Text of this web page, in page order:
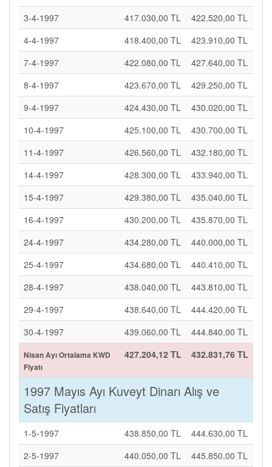
3-4-1997
417.030,00 TL
422.520,00 TL
4-4-1997
418.400,00 TL
423.910,00 TL
7-4-1997
422.080,00 TL
427.640,00 TL
8-4-1997
423.670,00 TL
429.250,00 TL
9-4-1997
424.430,00 TL
430.020,00 TL
10-4-1997
425.100,00 TL
430.700,00 TL
11-4-1997
426.560,00 TL
432.180,00 TL
14-4-1997
428.300,00 TL
433.940,00 TL
15-4-1997
429.380,00 TL
435.040,00 TL
16-4-1997
430.200,00 TL
435.870,00 TL
24-4-1997
434.280,00 TL
440.000,00 TL
25-4-1997
434.680,00 TL
440.410,00 TL
28-4-1997
438.040,00 TL
443.810,00 TL
29-4-1997
438.640,00 TL
444.420,00 TL
30-4-1997
439.060,00 TL 444.840,00 TL
Nisan Ayı Ortalama KWD
Fiyatı
427.204,12 TL 432.831,76 TL
1997 Mayıs Ayı Kuveyt Dinarı Alış ve
Satış Fiyatları
1-5-1997 438.850,00 TL
444.630,00 TL
2-5-1997
440.050,00 TL
445.850,00 TL